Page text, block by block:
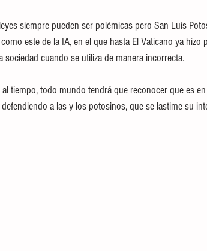
siempre pueden ser polémicas pero San Luis
este de la IA, en el que hasta El Vaticano ya
cuando se utiliza de manera incorrecta.
tiempo, todo mundo tendrá que reconocer que es
a las y los potosinos, que se lastime su